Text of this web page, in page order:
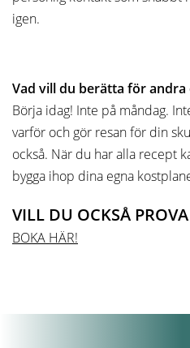
igen.
Vad vill du berätta för
Börja idag! Inte på måndag.
varför och gör resan för din
också. När du har alla recept
bygga ihop dina egna
VILL DU OCKSÅ
BOKA HÄR!